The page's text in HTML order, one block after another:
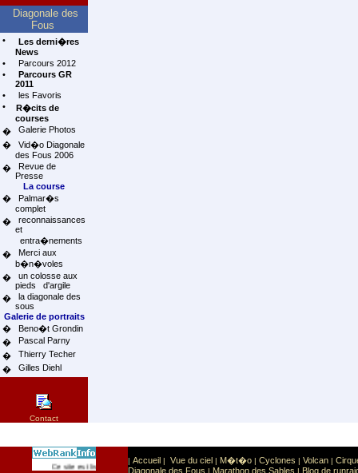
Diagonale des
Fous
•
Les derni�res
News
•
Parcours 2012
•
Parcours GR
2011
•
les Favoris
•
R�cits de
courses
�
Galerie Photos
�
Vid�o Diagonale
des Fous 2006
�
Revue de
Presse
La course
�
Palmar�s
complet
�
reconnaissances
et
entra�nements
�
Merci aux
b�n�voles
�
un colosse aux
pieds d'argile
�
la diagonale des
sous
Galerie de portraits
�
Beno�t Grondin
�
Pascal Parny
�
Thierry Techer
�
Gilles Diehl
Contact
Ce site est list� dans la cat�gorie Sport: Sports extr�mes
| Accueil | Vue du ciel | M�t�o | Cyclones | Volcan |
Diagonale des Fous | Marathon des Sables | Blog de